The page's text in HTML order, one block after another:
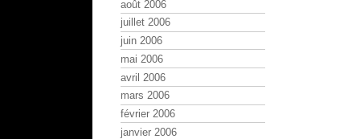
août 2006
juillet 2006
juin 2006
mai 2006
avril 2006
mars 2006
février 2006
janvier 2006